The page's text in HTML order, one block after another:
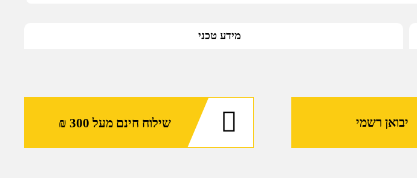
מידע טכני
יבואן רשמי שילוח חינם מעל 300 ₪